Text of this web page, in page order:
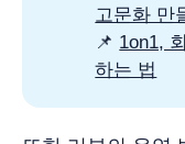
고문화 만
📌 1on1,
하는 법